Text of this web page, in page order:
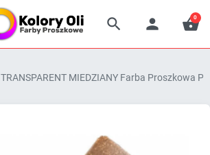
  
0
TRANSPARENT MIEDZIANY Farba Proszkowa